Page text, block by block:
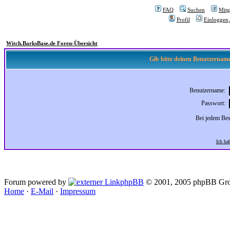
FAQ Suchen
Profil
Witch.BarksBase.de Foren-Übersicht
Gib bitte deinen
Benutzername:
Passwort:
Bei jedem
Ich
Forum powered by phpBB © 2001, 2005 phpBB
Home · E-Mail · Impressum